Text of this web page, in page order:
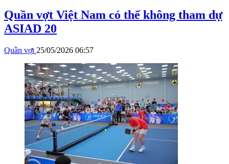
Quần vợt Việt Nam có thể không tham dự
ASIAD 20
Quần vợt 25/05/2026 06:57